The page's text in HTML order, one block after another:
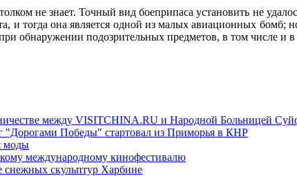
не знает. Точный вид боеприпаса установить не
и тогда она является одной из малых авиационных
обнаружении подозрительных предметов, в том числе и
между VISITCHINA.RU и Народной Больницей
"Дорогами Победы" стартовал из Приморья в КНР
моды
международному кинофестивалю
снежных скульптур Харбине